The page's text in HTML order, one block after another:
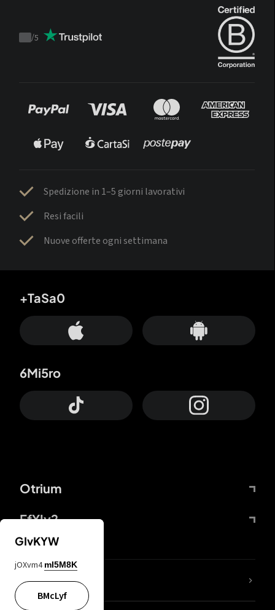
Trustpilot
/5
Spedizione in 1–5 giorni lavorativi
Resi facili
Nuove offerte ogni settimana
Otrium
FfYIy2
+TaSa0
6Mi5ro
Lj7sBL
GIvKYW
jOXvm4 mI5M8K
BMcLyf